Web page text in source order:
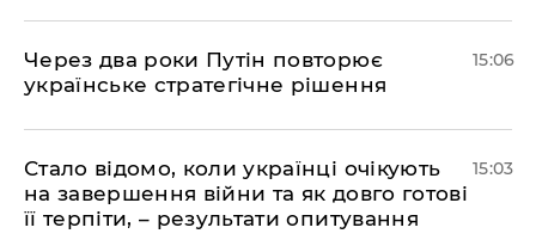
Через два роки Путін повторює
українське стратегічне рішення
15:06
Стало відомо, коли українці очікують
на завершення війни та як довго готові
її терпіти, – результати опитування
15:03